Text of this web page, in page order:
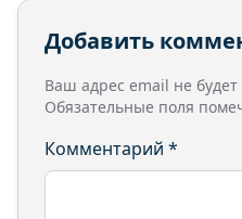
Добавить
Ваш адрес email не будет
Обязательные поля
Комментарий *